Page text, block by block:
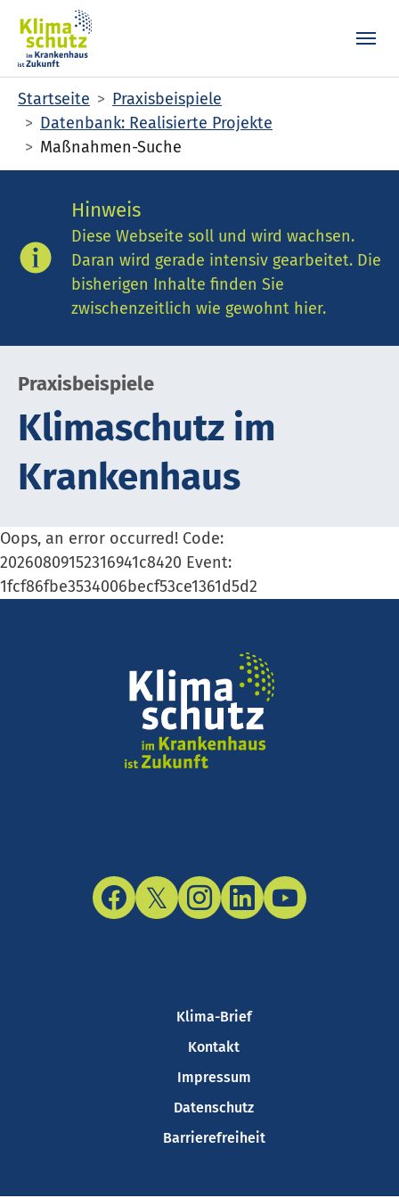
Skip to main content
Skip to page footer
You are here:
Startseite
Praxisbeispiele
Datenbank: Realisierte Projekte
Maßnahmen-Suche
Hinweis
Diese Webseite soll und wird wachsen.
Daran wird gerade intensiv gearbeitet. Die
bisherigen Inhalte finden Sie
zwischenzeitlich wie gewohnt hier.
Praxisbeispiele
Kli­ma­schutz im
Krank­en­haus
Oops, an error occurred! Code:
20260809152316941c8420 Event:
1fcf86fbe3534006becf53ce1361d5d2
FacebookTwitter/XInstagramLinkedInYouTube
Klima-Brief
Kontakt
Impressum
Datenschutz
Barrierefreiheit